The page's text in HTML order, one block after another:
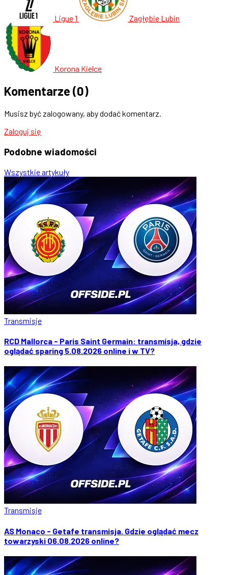
Ligue 1 Zagłębie Lubin
Korona Kielce
Komentarze (0)
Musisz być zalogowany, aby dodać komentarz.
Zaloguj się
Podobne wiadomości
Wszystkie artykuły
Transmisje
RCD Mallorca - Paris Saint Germain: transmisja, gdzie
oglądać sparing 5.08.2026 online i w TV?
Transmisje
AS Monaco - Getafe transmisja. Gdzie oglądać mecz
towarzyski 06.08.2026 online?